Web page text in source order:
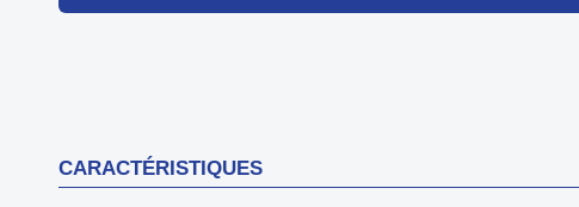
CARACTÉRISTIQUES